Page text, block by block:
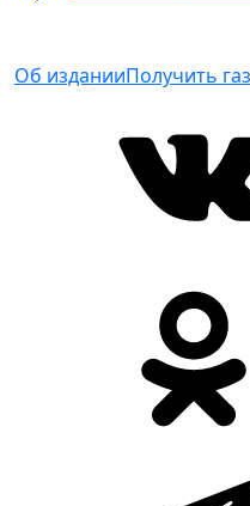
Об изданииПолучить